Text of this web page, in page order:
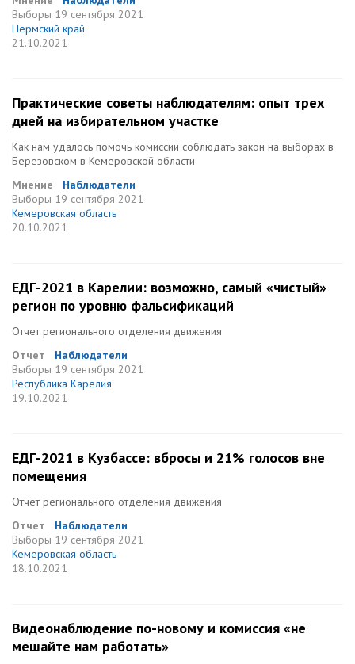
Выборы 19 сентября 2021
Пермский край
21.10.2021
Практические советы наблюдателям: опыт трех
дней на избирательном участке
Как нам удалось помочь комиссии соблюдать закон на выборах в
Березовском в Кемеровской области
Мнение
Наблюдатели
Выборы 19 сентября 2021
Кемеровская область
20.10.2021
ЕДГ-2021 в Карелии: возможно, самый «чистый»
регион по уровню фальсификаций
Отчет регионального отделения движения
Отчет
Наблюдатели
Выборы 19 сентября 2021
Республика Карелия
19.10.2021
ЕДГ-2021 в Кузбассе: вбросы и 21% голосов вне
помещения
Отчет регионального отделения движения
Отчет
Наблюдатели
Выборы 19 сентября 2021
Кемеровская область
18.10.2021
Видеонаблюдение по-новому и комиссия «не
мешайте нам работать»